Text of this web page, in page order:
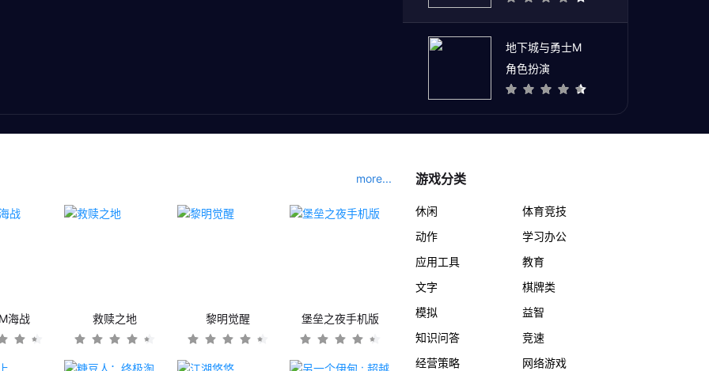
地下城与勇士M
角色扮演
more...
海战 救赎之地 黎明觉醒 堡垒之夜手机版
游戏分类
休闲
体育竞技
动作
学习办公
应用工具
教育
文字
棋牌类
模拟
益智
知识问答
竞速
经营策略
网络游戏